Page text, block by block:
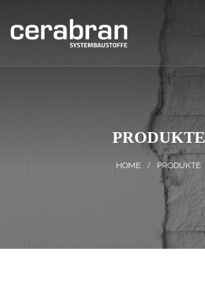
PRODUKTE
PRODUKTE